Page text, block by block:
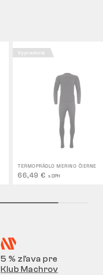
Vypredané
TERMOPRÁDLO MERINO ČIERNE
66,49 € s DPH
5 % zľava pre
Klub Machrov